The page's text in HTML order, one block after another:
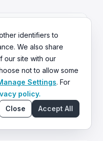
и исправлено
не
deposit_token
Любой может
баланс своего
identifiers to
We also share
our site with our
not to allow some
Settings. For
policy.
Close
Accept All